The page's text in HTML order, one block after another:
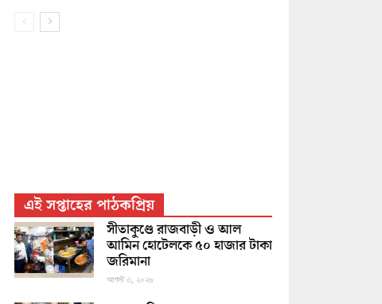
এই সপ্তাহের পাঠকপ্রিয়
সীতাকুণ্ডে রাজবাড়ী ও আল
আমিন হোটেলকে ৫০ হাজার টাকা
জরিমানা
আগস্ট ৩, ২০২৬